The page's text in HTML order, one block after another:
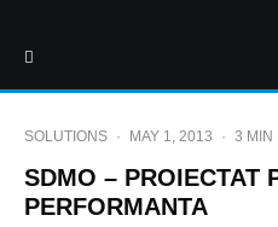
SOLUTIONS · MAY 1, 2013 · 3 MIN
SDMO – PROIECTAT
PERFORMANTA